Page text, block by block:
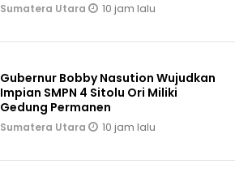
Sumatera Utara 10 jam lalu
Gubernur Bobby Nasution Wujudkan
Impian SMPN 4 Sitolu Ori Miliki
Gedung Permanen
Sumatera Utara 10 jam lalu